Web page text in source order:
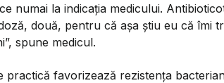
numai la indicația medicului.
două, pentru că așa știu eu că îmi
spune medicul.
practică favorizează rezistența